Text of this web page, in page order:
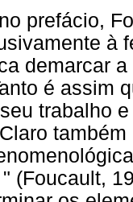
prefácio,
à
demarcar
é assim
trabalho
" (Foucault,